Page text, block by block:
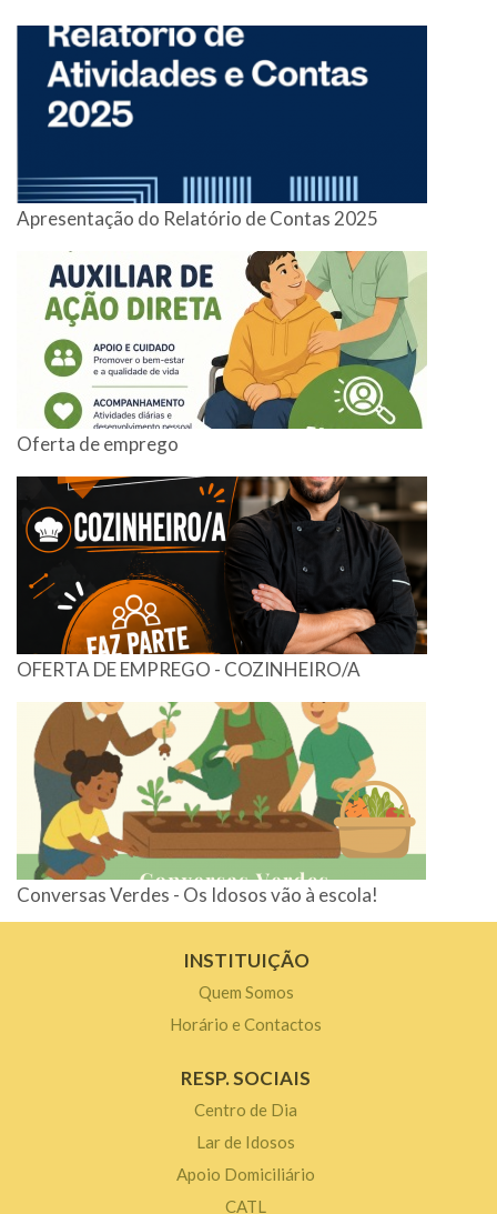
Apresentação do Relatório de Contas 2025
Oferta de emprego
OFERTA DE EMPREGO - COZINHEIRO/A
Conversas Verdes - Os Idosos vão à escola!
INSTITUIÇÃO
Quem Somos
Horário e Contactos
RESP. SOCIAIS
Centro de Dia
Lar de Idosos
Apoio Domiciliário
CATL